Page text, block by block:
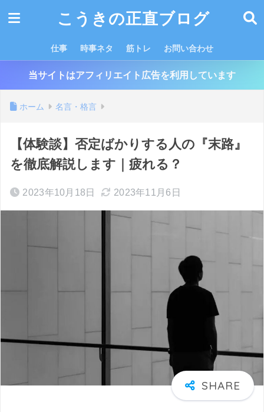
こうきの正直ブログ
仕事 時事ネタ 筋トレ お問い合わせ
当サイトはアフィリエイト広告を利用しています
ホーム 名言・格言
【体験談】否定ばかりする人の『末路』
を徹底解説します｜疲れる？
2023年10月18日 2023年11月6日